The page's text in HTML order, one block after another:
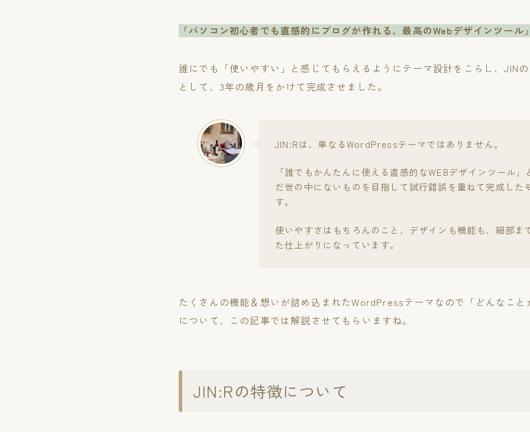
「パソコン初心者でも直感的にブログが作れる、最高のWebデザインツール」
誰にでも「使いやすい」と感じてもらえるようにテーマ設計をこらし、JIN
として、3年の歳月をかけて完成させました。
JIN:Rは、単なるWordPressテーマではありません。
「誰でもかんたんに使える直感的なWEBデザインツール」
だ世の中にないものを目指して試行錯誤を重ねて完成した
す。
使いやすさはもちろんのこと、デザインも機能も、細部ま
た仕上がりになっています。
たくさんの機能＆想いが詰め込まれたWordPressテーマなので「どんなこと
について、この記事では解説させてもらいますね。
JIN:Rの特徴について